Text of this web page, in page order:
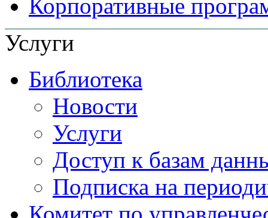
Корпоративные
Услуги
Библиотека
Новости
Услуги
Доступ к базам
Подписка на